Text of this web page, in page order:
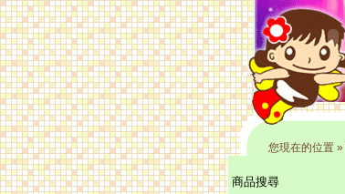
您現在的位置»
商品搜尋